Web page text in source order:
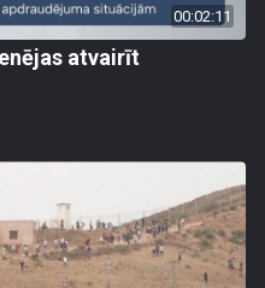
00:02:11
atvairīt